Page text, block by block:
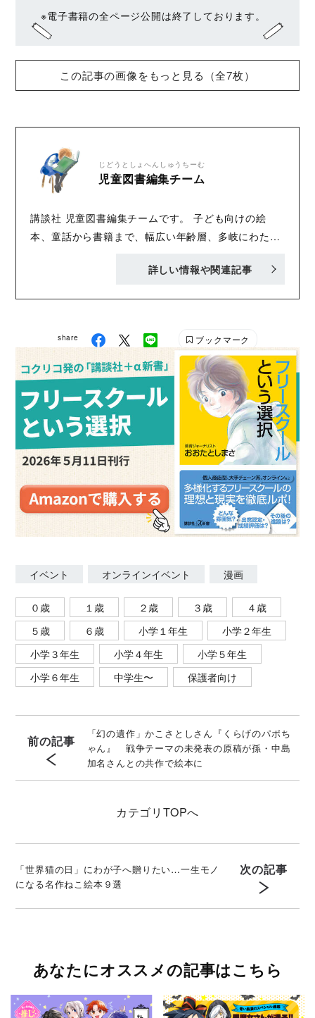
※電子書籍の全ページ公開は終了しております。
この記事の画像をもっと見る（全7枚）
じどうとしょへんしゅうちーむ
児童図書編集チーム
講談社 児童図書編集チームです。 子ども向けの絵
本、童話から書籍まで、幅広い年齢層、多岐にわたる
Twitter :@Kodansha_jidou YA! Entertainmentの
詳しい情報や関連記事
share ブックマーク
イベント オンラインイベント 漫画
０歳 １歳 ２歳 ３歳
４歳
５歳
６歳 小学１年生
小学２年生
小学３年生
小学４年生
小学５年生
小学６年生
中学生〜 保護者向け
前の記事
「幻の遺作」かこさとしさん『くらげのパポち
ゃん』 戦争テーマの未発表の原稿が孫・中島
加名さんとの共作で絵本に
カテゴリ TOPへ
「世界猫の日」にわが子へ贈りたい…一生モノ
になる名作ねこ絵本９選
次の記事
あなたにオススメの記事はこちら